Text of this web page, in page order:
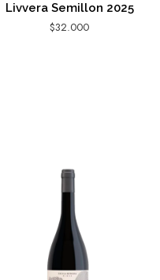
Livvera Semillon 2025
$32.000